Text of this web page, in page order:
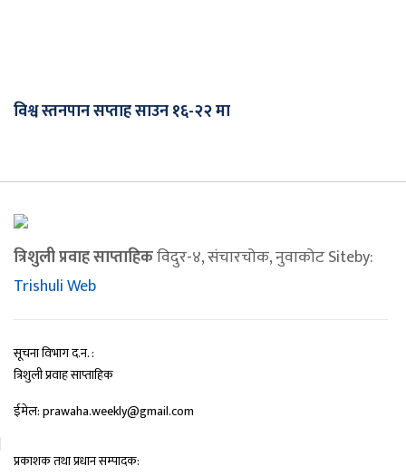
विश्व स्तनपान सप्ताह साउन १६-२२ मा
त्रिशुली प्रवाह साप्ताहिकविदुर-४, संचारचोक, नुवाकोट Siteby:
Trishuli Web
सूचना विभाग द.न. :
त्रिशुली प्रवाह साप्ताहिक
ईमेल: prawaha.weekly@gmail.com
प्रकाशक तथा प्रधान सम्पादक: